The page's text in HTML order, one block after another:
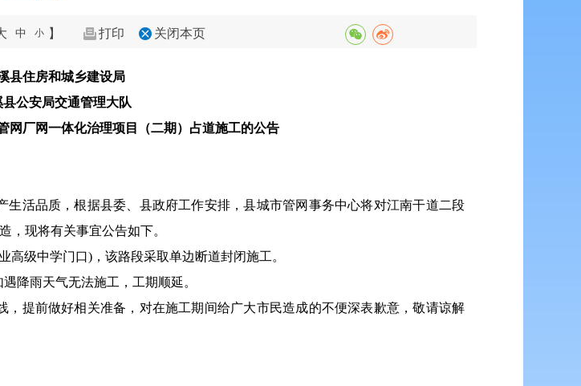
中 小 】 打印 关闭本页
县住房和城乡建设局
县公安局交通管理大队
网厂网一体化治理项目（二期）占道施工的公告
活品质，根据县委、县政府工作安排，县城市管网事务中心将对江南干道二段
，现将有关事宜公告如下。
级中学门口)，该路段采取单边断道封闭施工。
降雨天气无法施工，工期顺延。
提前做好相关准备，对在施工期间给广大市民造成的不便深表歉意，敬请谅解